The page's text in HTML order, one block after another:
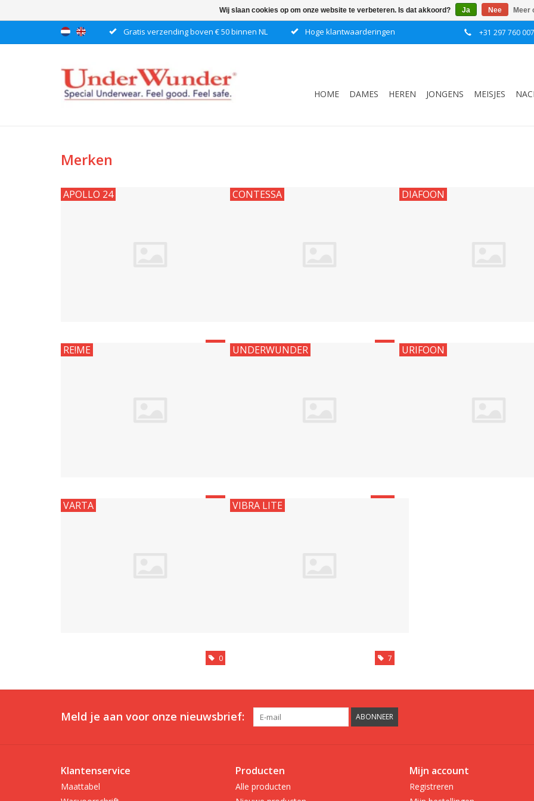
Gratis verzending boven € 50 binnen NL Hoge klantwaarderingen +31 297 760 007
HOME DAMES HEREN JONGENS MEISJES
Merken
APOLLO 24 CONTESSA DIAFOON
RE!ME UNDERWUNDER URIFOON
VARTA
0
VIBRA LITE
7
Meld je aan voor onze nieuwsbrief: ABONNEER
Klantenservice
Maattabel
Producten
Alle producten
Mijn account
Registreren
Wij slaan cookies op om onze website te verbeteren. Is dat akkoord? Ja Nee Meer